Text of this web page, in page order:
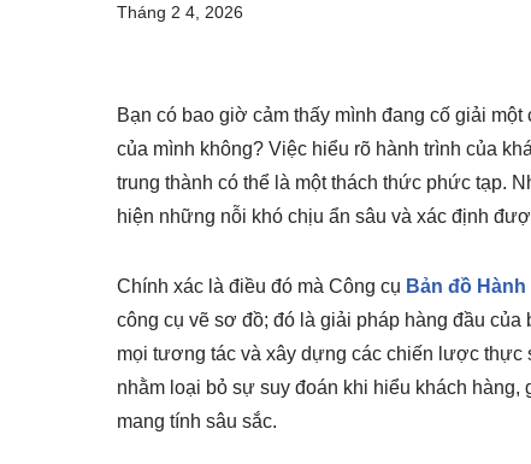
Tháng 2 4, 2026
Bạn có bao giờ cảm thấy mình đang cố giải
của mình không? Việc hiểu rõ hành trình của
trung thành có thể là một thách thức phức tạp.
hiện những nỗi khó chịu ẩn sâu và xác định
Chính xác là điều đó mà Công cụ Bản đồ
công cụ vẽ sơ đồ; đó là giải pháp hàng đầu
mọi tương tác và xây dựng các chiến lược thực
nhằm loại bỏ sự suy đoán khi hiểu khách
mang tính sâu sắc.